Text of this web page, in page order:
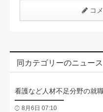
コ
同カテゴリーのニュース
看護など人材不足分野の就
8月6日 07:10